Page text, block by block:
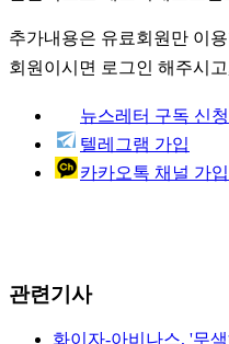
추가내용은 유료회원만 이
회원이시면 로그인 해주시
뉴스레터 구독 신청
텔레그램 가입
카카오톡 채널 가입
관련기사
화이자-아비나스, '무